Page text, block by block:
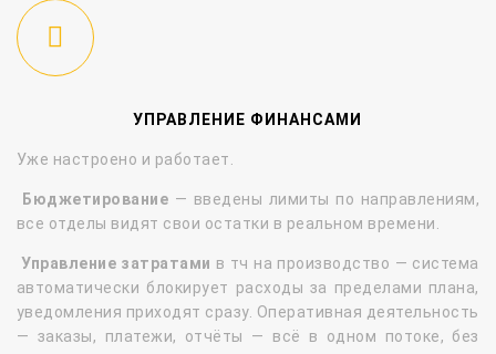
УПРАВЛЕНИЕ ФИНАНСАМИ
Уже настроено и работает.
Бюджетирование — введены лимиты по направлениям,
все отделы видят свои остатки в реальном времени.
Управление затратами в тч на производство — система
автоматически блокирует расходы за пределами плана,
уведомления приходят сразу. Оперативная деятельность
— заказы, платежи, отчёты — всё в одном потоке, без